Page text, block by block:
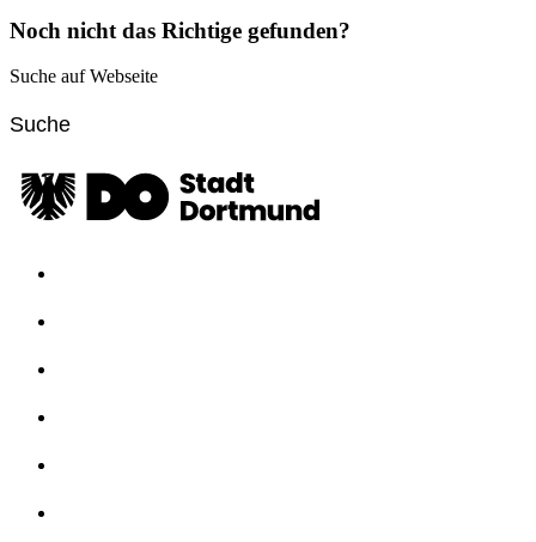
Noch nicht das Richtige gefunden?
Suche auf Webseite